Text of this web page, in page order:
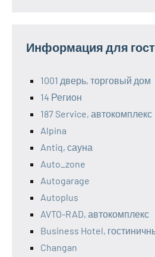
Информация для
1001 дверь, торговый дом
14 Регион
187 Service, автокомплекс
Alpina
Antiq, сауна
Auto_zone
Autogarage
Autoplus
AVTO-RAD, автокомплекс
Business Hotel,
Changan